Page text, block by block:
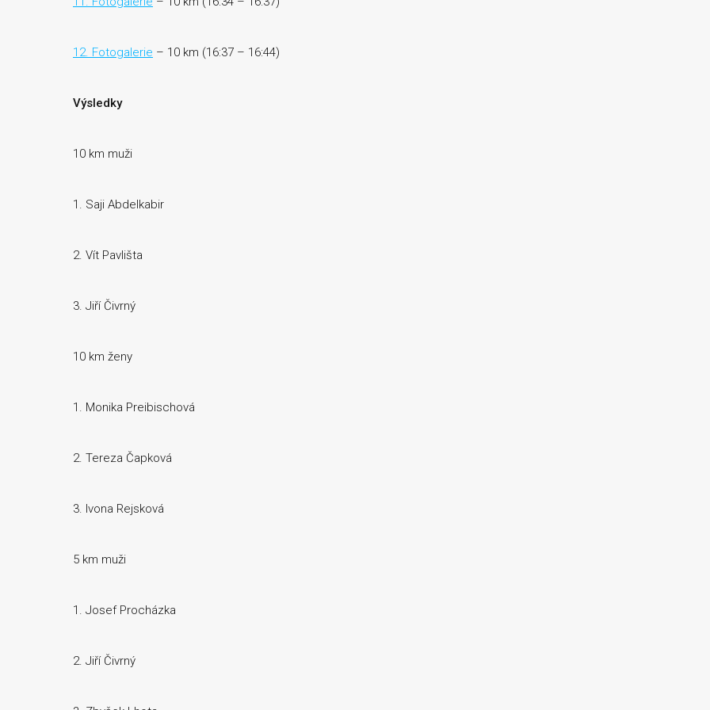
12. Fotogalerie – 10 km (16:37 – 16:44)
Výsledky
10 km muži
1. Saji Abdelkabir
2. Vít Pavlišta
3. Jiří Čivrný
10 km ženy
1. Monika Preibischová
2. Tereza Čapková
3. Ivona Rejsková
5 km muži
1. Josef Procházka
2. Jiří Čivrný